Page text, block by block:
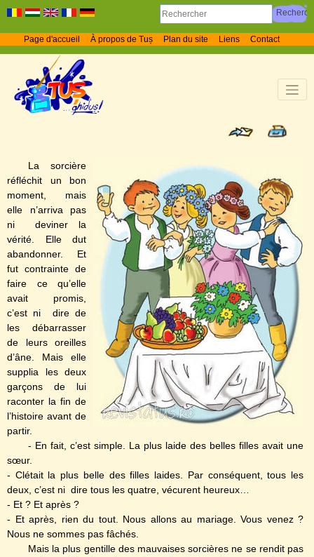
Page d'accueil À propos de Tuș Plan du site Liens Contact
La sorcière
réfléchit un bon
moment, mais
elle n’arriva pas
ni deviner la
vérité. Elle dut
abandonner. Et
fut contrainte de
faire ce qu’elle
avait promis,
c’est ni dire de
les débarrasser
de leurs oreilles
d’âne. Mais elle
supplia les deux
garçons de lui
raconter la fin de
l’histoire avant de
partir.
- En fait, c’est simple. La plus laide des belles filles avait une
sœur.
- Clétait la plus belle des filles laides. Par conséquent, tous les
deux, c’est ni dire tous les quatre, vécurent heureux…
- Et ? Et après ?
- Et après, rien du tout. Nous allons au mariage. Vous venez ?
Nous ne sommes pas fâchés.
Mais la plus gentille des mauvaises sorcières ne se rendit pas